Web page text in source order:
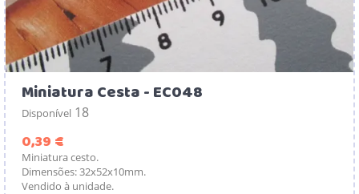
Miniatura Cesta - EC048
Disponível 18
0,39 €
Miniatura cesto.
Dimensões: 32x52x10mm.
Vendido à unidade.